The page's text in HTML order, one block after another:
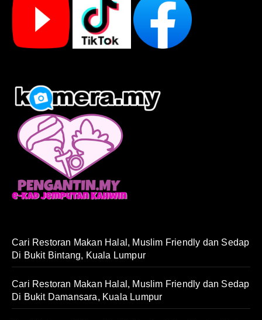
Cari Restoran Makan Halal, Muslim Friendly dan Sedap
Di Bukit Bintang, Kuala Lumpur
Cari Restoran Makan Halal, Muslim Friendly dan Sedap
Di Bukit Damansara, Kuala Lumpur